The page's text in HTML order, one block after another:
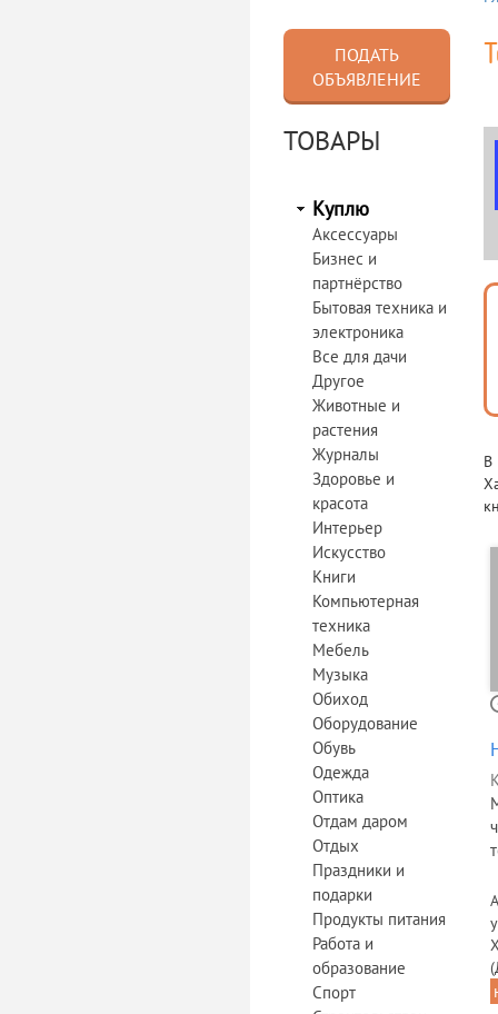
Услуги
ПОДАТЬ
ОБЪЯВЛЕНИЕ
ТОВАРЫ
Куплю
Аксессуары
Бизнес и
партнёрство
Бытовая техника и
электроника
Все для дачи
Другое
Животные и
растения
Журналы
Здоровье и
красота
Интерьер
Искусство
Книги
Компьютерная
техника
Мебель
Музыка
Обиход
Оборудование
Обувь
Одежда
Оптика
Отдам даром
Отдых
Праздники и
подарки
Продукты питания
Работа и
образование
Спорт
В